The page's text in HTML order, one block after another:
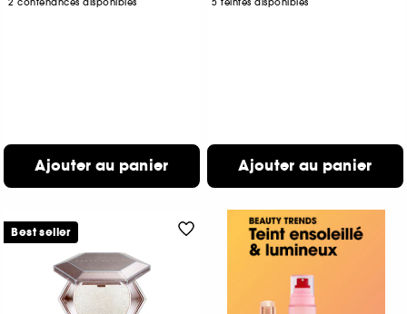
Ajouter au panier Ajouter au panier
Best seller